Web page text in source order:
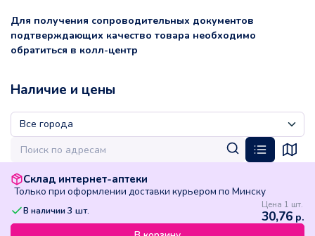
Для получения сопроводительных документов
подтверждающих качество товара необходимо
обратиться в колл-центр
Наличие и цены
Склад интернет-аптеки
Только при оформлении доставки курьером по Минску
В наличии 3 шт. Цена 1 шт.
30,76 р.